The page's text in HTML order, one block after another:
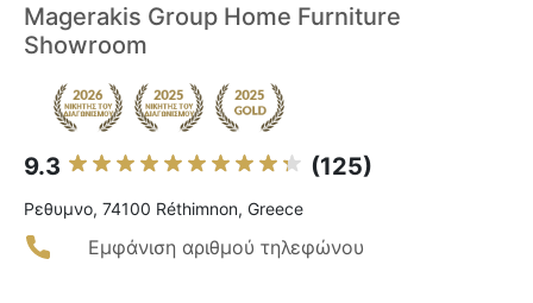
Magerakis Group Home Furniture
Showroom
9.3 (125)
Ρεθυμνο, 74100 Réthimnon, Greece
Εμφάνιση αριθμού τηλεφώνου